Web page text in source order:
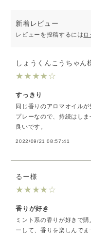
新着レビュー
レビューを投稿するには ロ
しょうくんこうちゃん
★★★★☆
すっきり
同じ香りのアロマオイル
プレーなので、持続はし
良いです。
2022/09/21 08:57:41
るー様
★★★★☆
香りが好き
ミント系の香りが好きで
ーして、香りを楽しんでま